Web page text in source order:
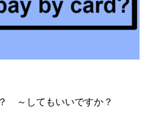
～してもいいですか？